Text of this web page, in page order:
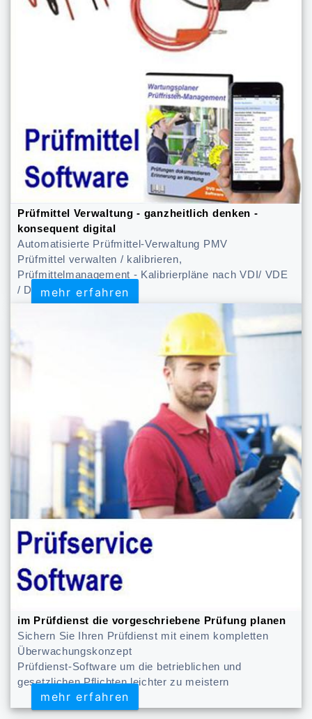
Prüfmittel Verwaltung - ganzheitlich denken -
konsequent digital
Automatisierte Prüfmittel-Verwaltung PMV
Prüfmittel verwalten / kalibrieren,
Prüfmittelmanagement - Kalibrierpläne nach VDI/ VDE
/ DGQ 2618
mehr erfahren
mehr erfahren
im Prüfdienst die vorgeschriebene Prüfung planen
Sichern Sie Ihren Prüfdienst mit einem kompletten
Überwachungskonzept
Prüfdienst-Software um die betrieblichen und
gesetzlichen Pflichten leichter zu meistern
mehr erfahren
mehr erfahren